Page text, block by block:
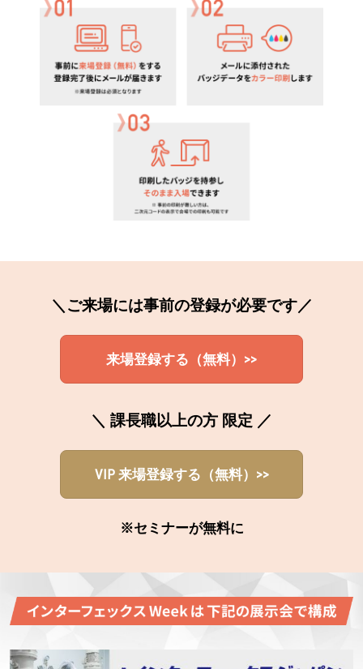
＼ご来場には事前の登録が必要です／
来場登録する（無料）>>
＼ 課長職以上の方 限定 ／
VIP 来場登録する（無料）>>
※セミナーが無料に